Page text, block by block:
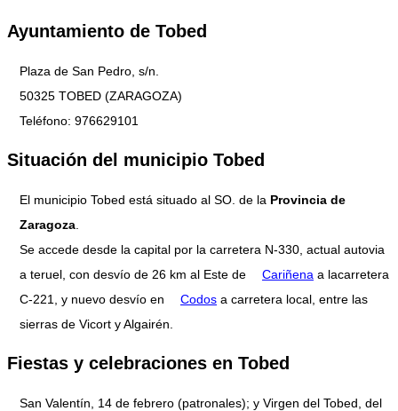
Ayuntamiento de Tobed
Plaza de San Pedro, s/n.
50325 TOBED (ZARAGOZA)
Teléfono: 976629101
Situación del municipio Tobed
El municipio Tobed está situado al SO. de la Provincia de
Zaragoza
Se accede desde la capital por la carretera N-330, actual autovia
a teruel, con desvío de 26 km al Este de
Cariñena a lacarretera
C-221, y nuevo desvío en
Codos a carretera local, entre las
sierras de Vicort y Algairén.
Fiestas y celebraciones en Tobed
San Valentín, 14 de febrero (patronales); y Virgen del Tobed, del